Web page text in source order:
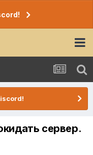
сервер.